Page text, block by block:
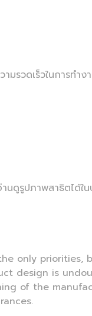
รวดเร็วในการทำง
นดูรูปภาพสาธิตได้ใ
only priorities,
design is
of the